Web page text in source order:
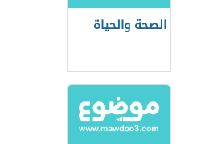
الصحة والحياة